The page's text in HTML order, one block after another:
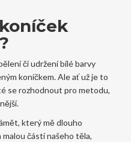
či udržení bílé barvy
koníčkem. Ale ať už je to
se rozhodnout pro metodu,
který mě dlouho
částí našeho těla,